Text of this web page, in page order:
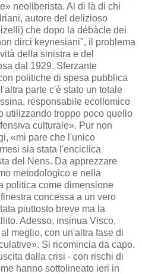
neoliberista. Al di là di chi
autore del delizioso
che dopo la débàcle dei
dirci keynesiani", il problema
della sinistra e del
dal 1929. Sferzante
politiche di spesa pubblica
parte c'è stato un totale
responsabile ecollomico
utilizzando troppo poco quello
culturale». Pur non
«mi pare che l'unico
sia stata l'enciclica
del Nens. Da apprezzare
metodologico e nella
politica come dimensione
concessa a un vero
piuttosto breve ma la
Adesso, insinua Visco,
meglio, con un'altra fase di
Si ricomincia da capo.
dalla crisi - con rischi di
hanno sottolineato ieri in